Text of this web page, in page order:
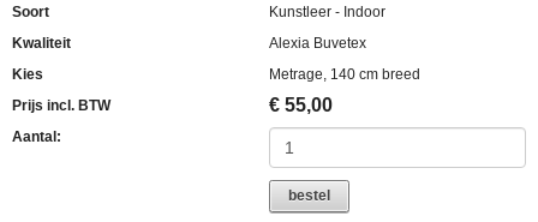
Soort
Kunstleer - Indoor
Kwaliteit
Alexia Buvetex
Kies
Metrage, 140 cm breed
Prijs incl. BTW
€ 55,00
Aantal:
bestel